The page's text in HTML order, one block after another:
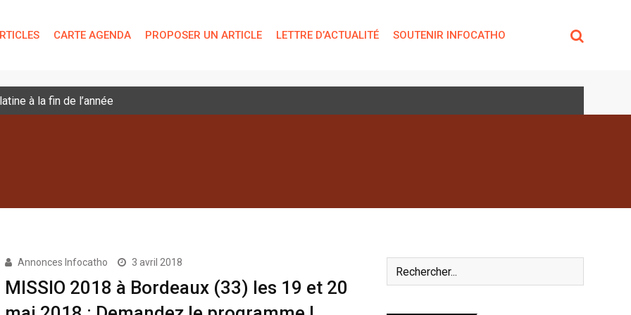
CARTE AGENDA PROPOSER UN ARTICLE LETTRE D’ACTUALITÉ SOUTENIR INFOCATHO
à la fin de l’année
Annonces Infocatho 3 avril 2018
MISSIO 2018 à Bordeaux (33) les 19 et 20